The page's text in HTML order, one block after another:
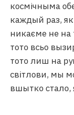
космічныма
каждый раз,
никаєме не на
тото всьо
тото лиш на
світлови, мы
вшытко стало,